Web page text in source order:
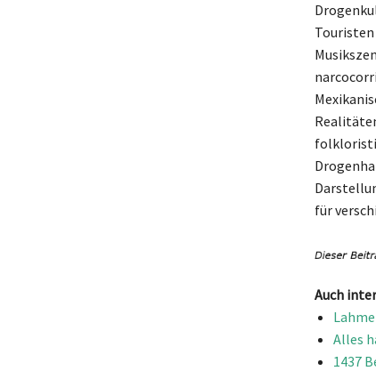
Touristen
für
Auch
Alles
1437